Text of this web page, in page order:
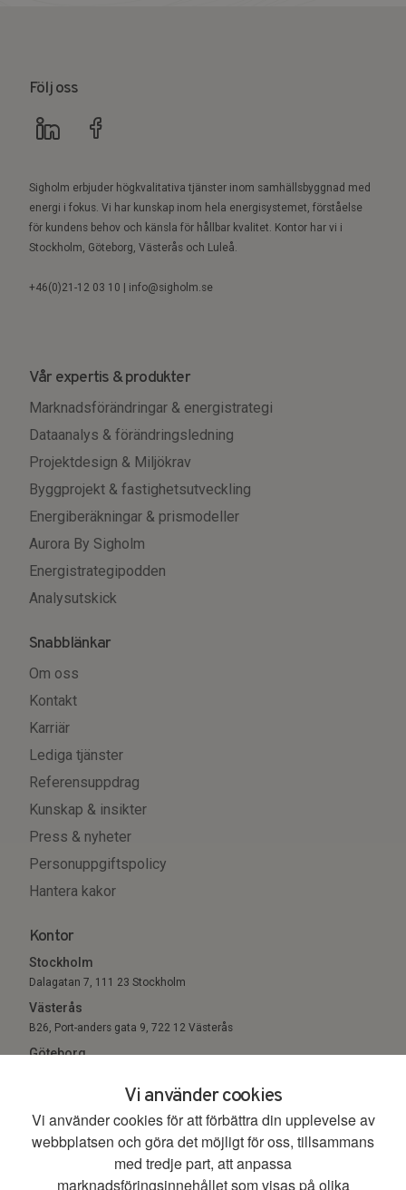
Vi använder cookies
Vi använder cookies för att förbättra din upplevelse av
webbplatsen och göra det möjligt för oss, tillsammans
med tredje part, att anpassa
marknadsföringsinnehållet som visas på olika
Följ oss
Sigholm erbjuder högkvalitativa tjänster inom samhällsbyggnad med
energi i fokus. Vi har kunskap inom hela energisystemet, förståelse
för kundens behov och känsla för hållbar kvalitet. Kontor har vi i
Stockholm, Göteborg, Västerås och Luleå.
+46(0)21-12 03 10 | info@sigholm.se
Vår expertis & produkter
Marknadsförändringar & energistrategi
Dataanalys & förändringsledning
Projektdesign & Miljökrav
Byggprojekt & fastighetsutveckling
Energiberäkningar & prismodeller
Aurora By Sigholm
Energistrategipodden
Analysutskick
Snabblänkar
Om oss
Kontakt
Karriär
Lediga tjänster
Referensuppdrag
Kunskap & insikter
Press & nyheter
Personuppgiftspolicy
Hantera kakor
Kontor
Stockholm
Dalagatan 7, 111 23 Stockholm
Västerås
B26, Port-anders gata 9, 722 12 Västerås
Göteborg
© 2026. All Rights Reserved.